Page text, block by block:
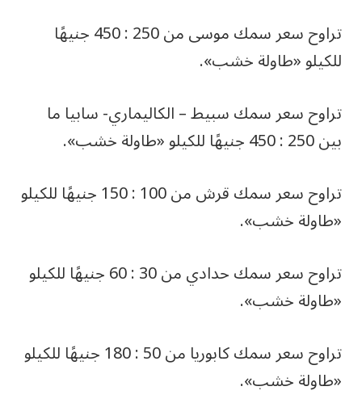
تراوح سعر سمك موسى من 250 : 450 جنيهًا
للكيلو «طاولة خشب».
تراوح سعر سمك سبيط – الكاليماري- سابيا ما
بين 250 : 450 جنيهًا للكيلو «طاولة خشب».
تراوح سعر سمك قرش من 100 : 150 جنيهًا للكيلو
«طاولة خشب».
تراوح سعر سمك حدادي من 30 : 60 جنيهًا للكيلو
«طاولة خشب».
تراوح سعر سمك كابوريا من 50 : 180 جنيهًا للكيلو
«طاولة خشب».